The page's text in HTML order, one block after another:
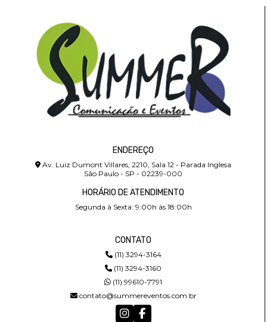
ENDEREÇO
Av. Luiz Dumont Villares, 2210, Sala 12 - Parada Inglesa
São Paulo - SP - 02239-000
HORÁRIO DE ATENDIMENTO
Segunda à Sexta: 9:00h às 18:00h
CONTATO
(11) 3294-3164
(11) 3294-3160
(11) 99610-7791
contato@summereventos.com.br